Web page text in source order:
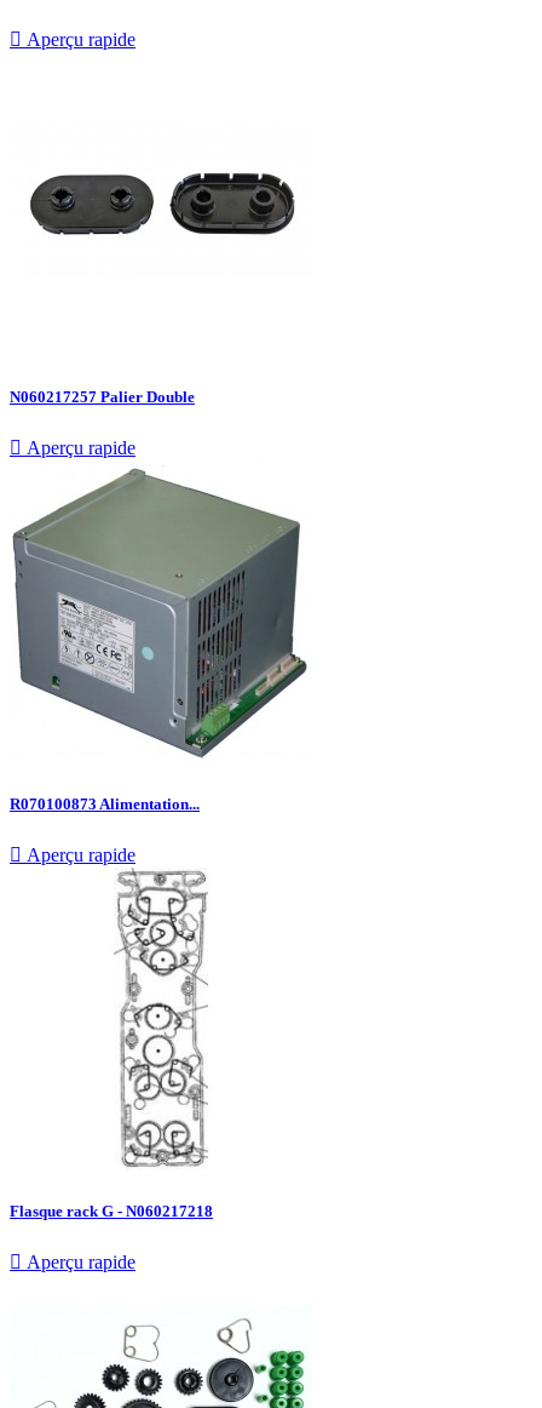
 Aperçu rapide
N060217257 Palier Double
 Aperçu rapide
R070100873 Alimentation...
 Aperçu rapide
Flasque rack G - N060217218
 Aperçu rapide